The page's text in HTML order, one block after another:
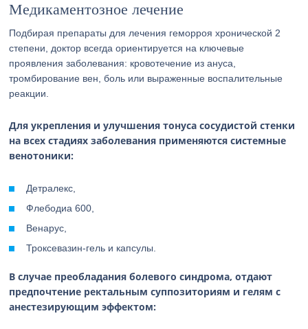
Медикаментозное лечение
Подбирая препараты для лечения геморроя хронической 2
степени, доктор всегда ориентируется на ключевые
проявления заболевания: кровотечение из ануса,
тромбирование вен, боль или выраженные воспалительные
реакции.
Для укрепления и улучшения тонуса сосудистой стенки
на всех стадиях заболевания применяются системные
венотоники:
Детралекс,
Флебодиа 600,
Венарус,
Троксевазин-гель и капсулы.
В случае преобладания болевого синдрома, отдают
предпочтение ректальным суппозиториям и гелям с
анестезирующим эффектом: